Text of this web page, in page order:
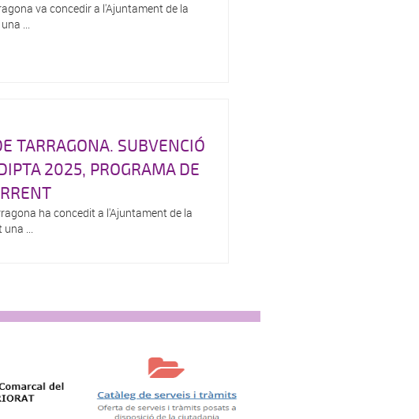
va concedir a l'Ajuntament de la
...
TARRAGONA. SUBVENCIÓ
2025, PROGRAMA DE
ha concedit a l'Ajuntament de la
...